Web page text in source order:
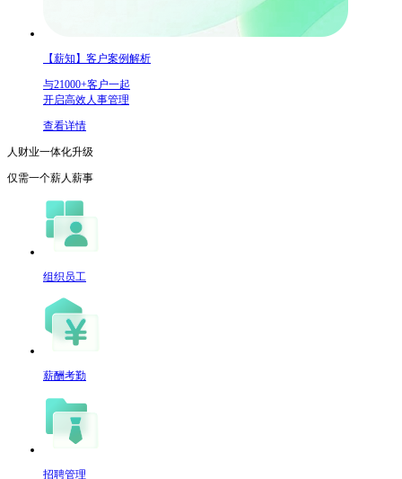
【薪知】客户案例解析
与21000+客户一起
开启高效人事管理
查看详情
人财业一体化升级
仅需一个薪人薪事
组织员工
薪酬考勤
招聘管理